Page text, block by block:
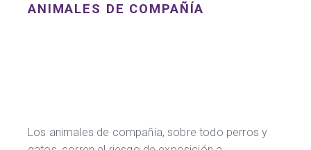
ANIMALES DE COMPAÑÍA
Los animales de compañía, sobre todo perros y